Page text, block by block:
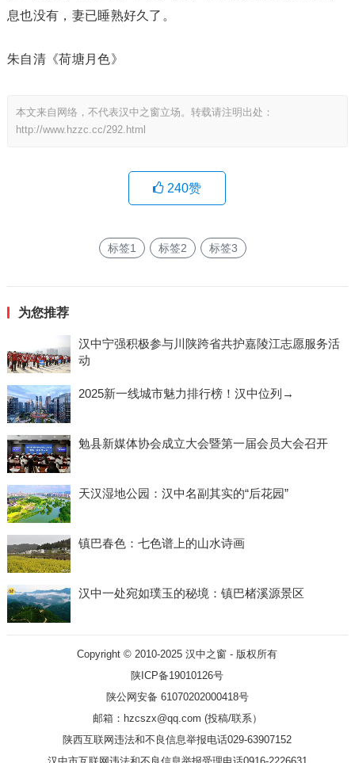
息也没有，妻已睡熟好久了。
朱自清《荷塘月色》
本文来自网络，不代表汉中之窗立场。转载请注明出处：
http://www.hzzc.cc/292.html
240赞
标签1 标签2 标签3
为您推荐
汉中宁强积极参与川陕跨省共护嘉陵江志愿服务活
动
2025新一线城市魅力排行榜！汉中位列→
勉县新媒体协会成立大会暨第一届会员大会召开
天汉湿地公园：汉中名副其实的“后花园”
镇巴春色：七色谱上的山水诗画
汉中一处宛如璞玉的秘境：镇巴楮溪源景区
Copyright © 2010-2025汉中之窗 - 版权所有
陕ICP备19010126号
陕公网安备 61070202000418号
邮箱：hzcszx@qq.com (投稿/联系）
陕西互联网违法和不良信息举报电话029-63907152